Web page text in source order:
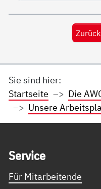
Sie sind hier:
Startseite
Die
Unsere
Ser­vice
Für Mitarbeitende